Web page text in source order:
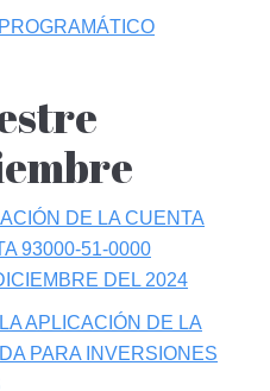
DE LA CUENTA
93000-51-0000
DEL 2024
APLICACIÓN DE LA
PARA INVERSIONES